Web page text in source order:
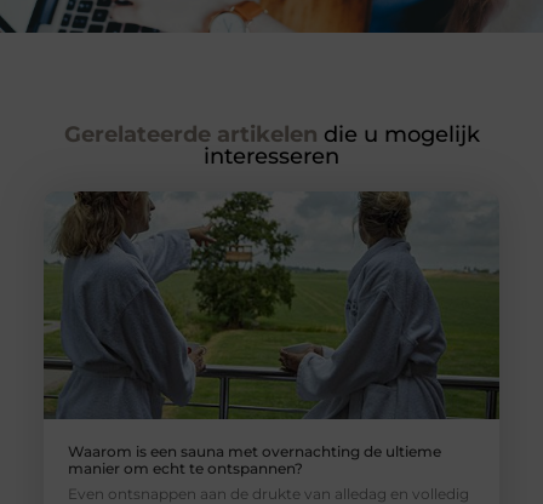
Gerelateerde artikelen die u mogelijk
interesseren
Waarom is een sauna met overnachting de ultieme
manier om echt te ontspannen?
Even ontsnappen aan de drukte van alledag en volledig